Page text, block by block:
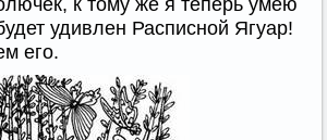
к тому же я теперь умею
удивлен Расписной Ягуар!
его.